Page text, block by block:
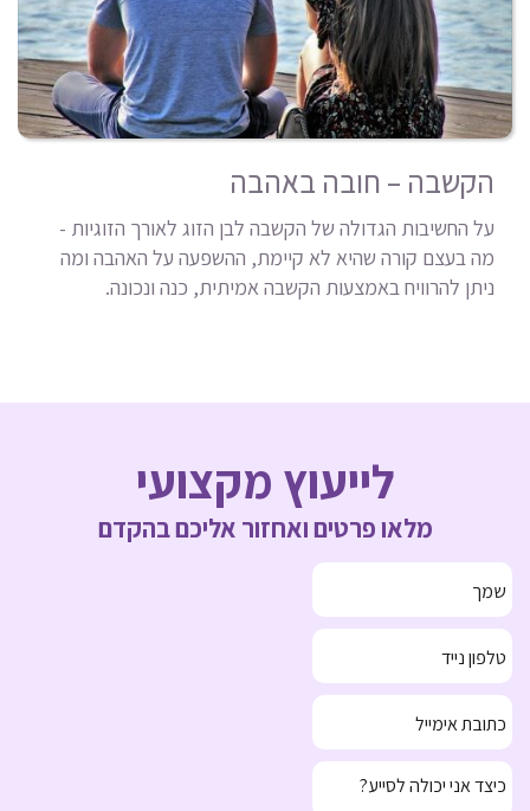
הקשבה – חובה באהבה
על החשיבות הגדולה של הקשבה לבן הזוג לאורך הזוגיות -
מה בעצם קורה שהיא לא קיימת, ההשפעה על האהבה ומה
ניתן להרוויח באמצעות הקשבה אמיתית, כנה ונכונה.
לייעוץ מקצועי
מלאו פרטים ואחזור אליכם בהקדם